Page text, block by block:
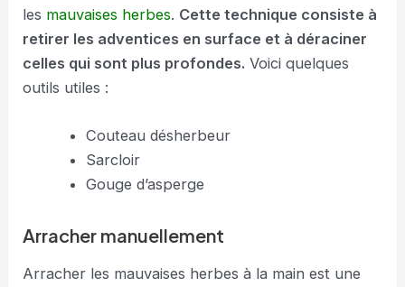
les mauvaises herbes. Cette technique consiste à
retirer les adventices en surface et à déraciner
celles qui sont plus profondes. Voici quelques
outils utiles :
Couteau désherbeur
Sarcloir
Gouge d’asperge
Arracher manuellement
Arracher les mauvaises herbes à la main est une